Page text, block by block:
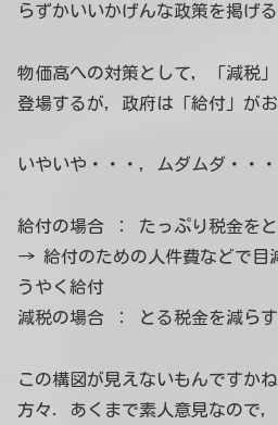
らずかいいかげんな政策を掲げ
物価高への対策として，「減税
登場するが，政府は「給付」がお
いやいや・・・，ムダムダ・・
給付の場合 ： たっぷり税金を
→ 給付のための人件費などで
うやく給付
減税の場合 ： とる税金を減らす
この構図が見えないもんですか
方々．あくまで素人意見なので